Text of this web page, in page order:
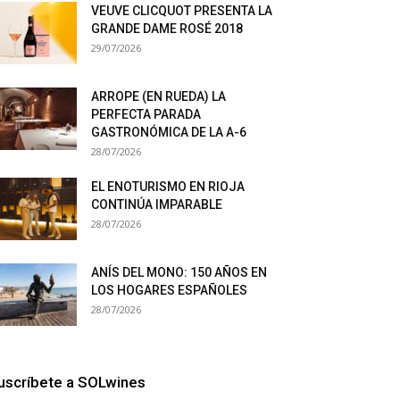
VEUVE CLICQUOT PRESENTA LA
GRANDE DAME ROSÉ 2018
29/07/2026
ARROPE (EN RUEDA) LA
PERFECTA PARADA
GASTRONÓMICA DE LA A-6
28/07/2026
EL ENOTURISMO EN RIOJA
CONTINÚA IMPARABLE
28/07/2026
ANÍS DEL MONO: 150 AÑOS EN
LOS HOGARES ESPAÑOLES
28/07/2026
a SOLwines